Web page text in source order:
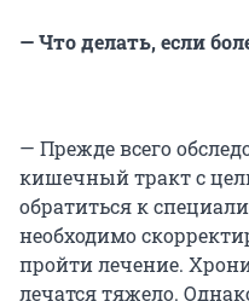
— Что делать, если
— Прежде всего
кишечный тракт с
обратиться к
необходимо
пройти лечение.
лечатся тяжело.